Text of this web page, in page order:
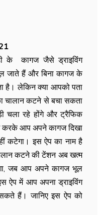
के कागज जैसे ड्राइविंग
जाते हैं और बिना कागज के
है। लेकिन क्या आपको पता
चालान कटने से बचा सकता
चला रहे होंगे और ट्रैफिक
आप अपने कागज दिखा
कटेगा। इस ऐप का नाम है
कटने की टेंशन अब खत्म
जब आप अपने कागज भूल
ऐप में आप अपना ड्राइविंग
हैं। जानिए इस ऐप को